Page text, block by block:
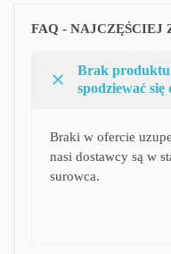
FAQ - NAJCZĘŚCIEJ
Brak produktu
spodziewać się
Braki w ofercie
nasi dostawcy są w
surowca.